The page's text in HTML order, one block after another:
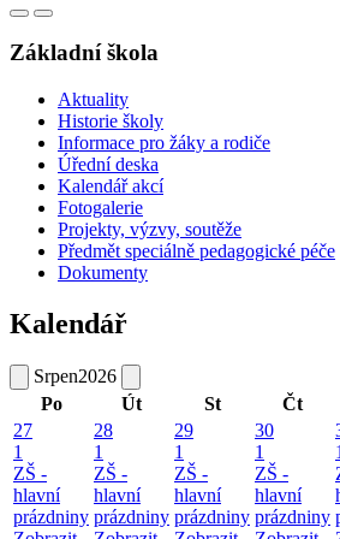
Základní škola
Aktuality
Historie školy
Informace pro žáky a rodiče
Úřední deska
Kalendář akcí
Fotogalerie
Projekty, výzvy, soutěže
Předmět speciálně pedagogické péče
Dokumenty
Kalendář
Srpen2026
Po
Út St Čt
27
1
ZŠ -
hlavní
prázdniny
28
1
ZŠ -
hlavní
prázdniny
29
1
ZŠ -
hlavní
prázdniny
30
1
ZŠ -
hlavní
prázdniny
1